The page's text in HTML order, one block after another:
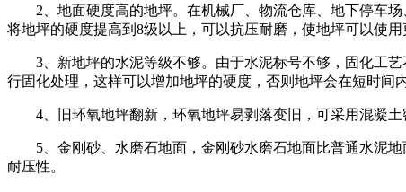
2、地面硬度高的地坪。在机械厂、物流仓库、地下停车
将地坪的硬度提高到8级以上，可以抗压耐磨，使地坪可以使用
3、新地坪的水泥等级不够。由于水泥标号不够，固化工
行固化处理，这样可以增加地坪的硬度，否则地坪会在短时间
4、旧环氧地坪翻新，环氧地坪易剥落变旧，可采用混凝土
5、金刚砂、水磨石地面，金刚砂水磨石地面比普通水泥
耐压性。